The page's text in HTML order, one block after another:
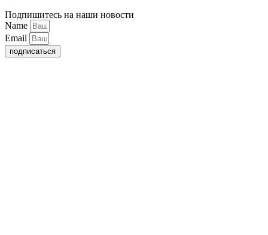
Подпишитесь на наши новости
Name
Email
подписаться